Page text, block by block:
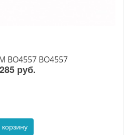
BO4557 BO4557
руб.